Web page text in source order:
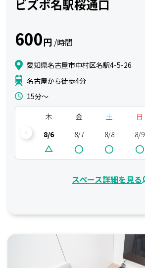
ビズボ名駅桜通口
600円 /時間
愛知県名古屋市中村区名駅4-5-26
名古屋から徒歩4分
15分〜
木
8/6
金
8/7
土
8/8
日
8/9
スペース詳細を見る